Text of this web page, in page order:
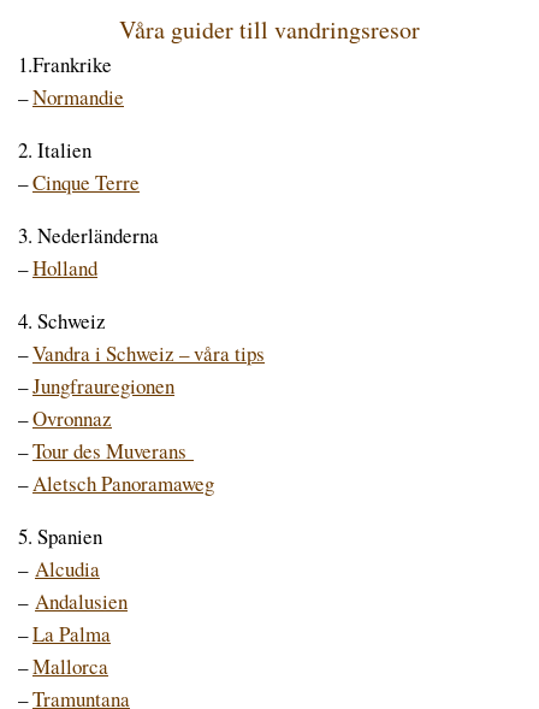
Våra guider till vandringsresor
1.Frankrike
–Normandie
2. Italien
–Cinque Terre
3. Nederländerna
–Holland
4. Schweiz
–Vandra i Schweiz – våra tips
–Jungfrauregionen
–Ovronnaz
–Tour des Muverans
–Aletsch Panoramaweg
5. Spanien
– Alcudia
– Andalusien
–La Palma
–Mallorca
–Tramuntana